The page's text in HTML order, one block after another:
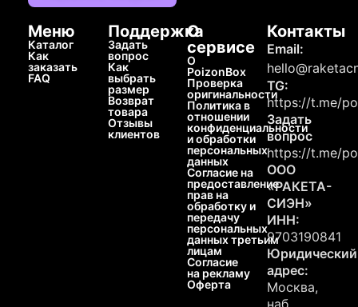
Меню
Каталог
Как
заказать
FAQ
Поддержка
Задать
вопрос
Как
выбрать
размер
Возврат
товара
Отзывы
клиентов
О
сервисе
О
PoizonBox
Проверка
оригинальности
Политика в
отношении
конфиденциальности
и обработки
персональных
данных
Согласие на
предоставление
прав на
обработку и
передачу
персональных
данных третьим
лицам
Согласие
на рекламу
Оферта
Контакты
Email:
TG:
https://t.me/
Задать
вопрос
https://t.me/
ООО
«РАКЕТА-
СИЭН»
ИНН:
9703190841
Юридический
адрес:
Москва,
наб.